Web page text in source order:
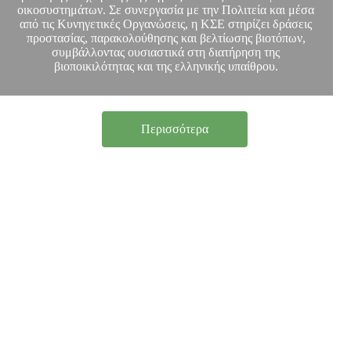
οικοσυστημάτων. Σε συνεργασία με την Πολιτεία και μέσα
από τις Κυνηγετικές Οργανώσεις, η ΚΣΕ στηρίζει δράσεις
προστασίας, παρακολούθησης και βελτίωσης βιοτόπων,
συμβάλλοντας ουσιαστικά στη διατήρηση της
βιοποικιλότητας και της ελληνικής υπαίθρου.
Περισσότερα